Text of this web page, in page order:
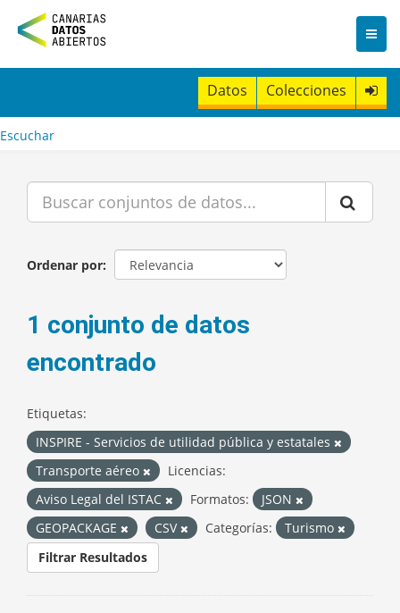
n
t
Datos Colecciones
Escuchar
Ordenar por
1 conjunto de datos
encontrado
Etiquetas:
INSPIRE - Servicios de utilidad pública y estatales
Transporte aéreo
Licencias:
Aviso Legal del ISTAC
Formatos:
JSON
GEOPACKAGE
CSV Categorías:
Turismo
Filtrar Resultados